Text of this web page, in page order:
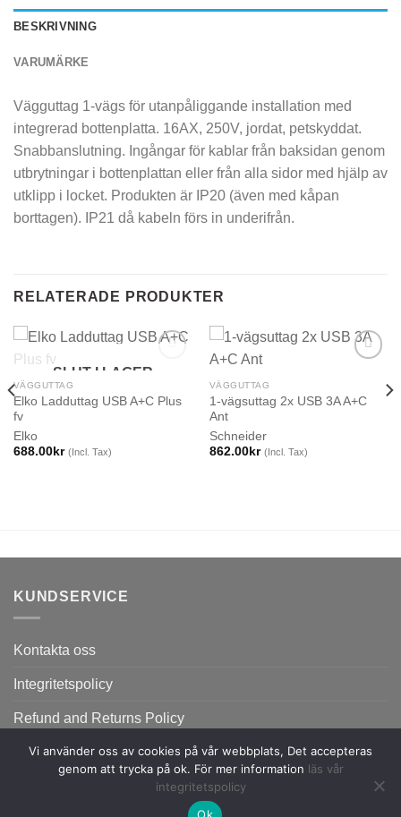
BESKRIVNING
VARUMÄRKE
Vägguttag 1-vägs för utanpåliggande installation med
integrerad bottenplatta. 16AX, 250V, jordat, petskyddat.
Snabbanslutning. Ingångar för kablar från baksidan genom
utbrytningar i bottenplattan eller från alla sidor med hjälp av
utklipp i locket. Produkten är IP20 (även med kåpan
borttagen). IP21 då kabeln förs in underifrån.
RELATERADE PRODUKTER
SLUT I LAGER
VÄGGUTTAG
Elko Ladduttag USB A+C Plus
fv
Elko
688.00kr (Incl. Tax)
VÄGGUTTAG
1-vägsuttag 2x USB 3A A+C
Ant
Schneider
862.00kr (Incl. Tax)
KUNDSERVICE
Kontakta oss
Integritetspolicy
Refund and Returns Policy
Vi använder oss av cookies på vår webbplats, Det accepteras
genom att trycka på ok. För mer information läs vår
integritetspolicy